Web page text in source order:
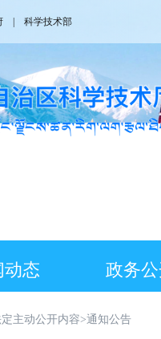
科学技术部
动态 政务
主动公开内容>通知公告